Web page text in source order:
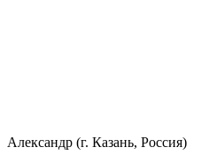
Александр (г. Казань, Россия)